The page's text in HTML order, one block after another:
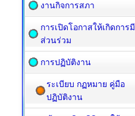
งานกิจการสภา
การเปิดโอกาสให้เกิดการมี
ส่วนร่วม
การปฏิบัติงาน
ระเบียบ กฏหมาย คู่มือ
ปฏิบัติงาน